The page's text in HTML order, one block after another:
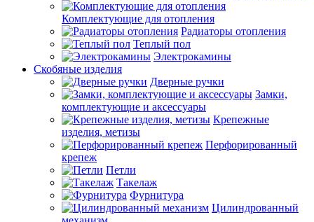
Комплектующие для отопления
Радиаторы отопления
Теплый пол
Электрокамины
Скобяные изделия
Дверные ручки
Замки,
комплектующие и аксессуары
Крепежные
изделия, метизы
Перфорированный
крепеж
Петли
Такелаж
Фурнитура
Цилиндрованный